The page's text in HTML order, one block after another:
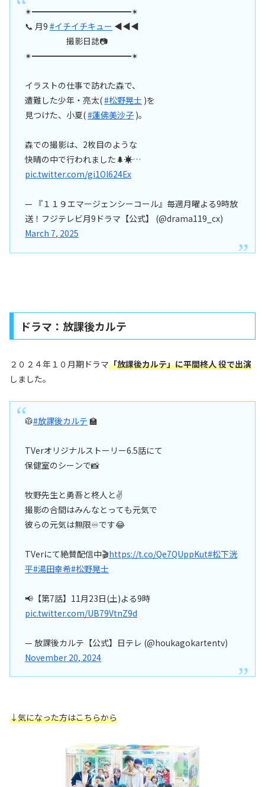
✴︎━━━━━━━━━━━━✴︎
📞 月9#イチイチキュー ◀◀◀
撮影日誌📷
✴︎━━━━━━━━━━━━✴︎
イラストの仕事で訪れた森で、
遭難した少年・亮太(#松野晃士 )を
見つけた、小夏(#蓮佛美沙子 )。
森での撮影は、2枚目のような
快晴の中で行われました🌲☀️…
pic.twitter.com/gi1Ol624Ex
— 『１１９エマージェンシーコール』毎週月曜よる9時放
送！フジテレビ月9ドラマ【公式】 (@drama119_cx)
March 7, 2025
ドラマ：放課後カルテ
２０２４年１０月期ドラマ「放課後カルテ」に平間柊人 役で出演
しました。
🥼#放課後カルテ 🏫
TVerオリジナルストーリー6.5話にて
保健室のシーンで📸
牧野先生と勇吾と柊人と✌️
撮影の合間はみんなとっても元気で
彼らの元気は無限♾️です😂
TVerにて絶賛配信中🎬https://t.co/Qe7QUppKut#松下洸
平#湯田幸希#松野晃士
📢【第7話】11月23日(土)よる9時
pic.twitter.com/UB79VtnZ9d
— 放課後カルテ【公式】日テレ (@houkagokartentv)
November 20, 2024
↓気になった方はこちらから